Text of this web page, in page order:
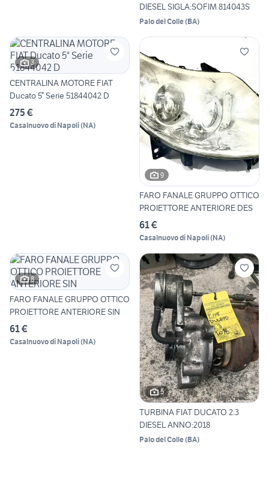
DIESEL SIGLA:SOFIM 814043S
Palo del Colle(BA)
3
CENTRALINA MOTORE FIAT
Ducato 5° Serie 51844042 D
275 €
Casalnuovo di Napoli(NA)
9
FARO FANALE GRUPPO OTTICO
PROIETTORE ANTERIORE DES
61 €
Casalnuovo di Napoli(NA)
8
FARO FANALE GRUPPO OTTICO
PROIETTORE ANTERIORE SIN
61 €
Casalnuovo di Napoli(NA)
5
TURBINA FIAT DUCATO 2.3
DIESEL ANNO:2018
Palo del Colle(BA)